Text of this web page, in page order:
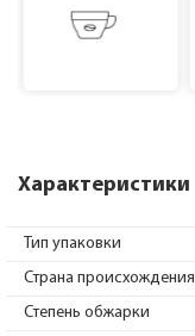
Характеристики
Тип упаковки
Страна происхождения
Степень обжарки